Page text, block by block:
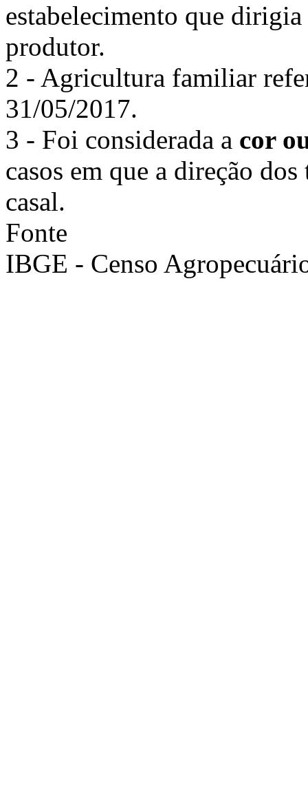
estabelecimento que
produtor.
2 - Agricultura familiar
31/05/2017.
3 - Foi considerada a cor
casos em que a direção
casal.
Fonte
IBGE - Censo